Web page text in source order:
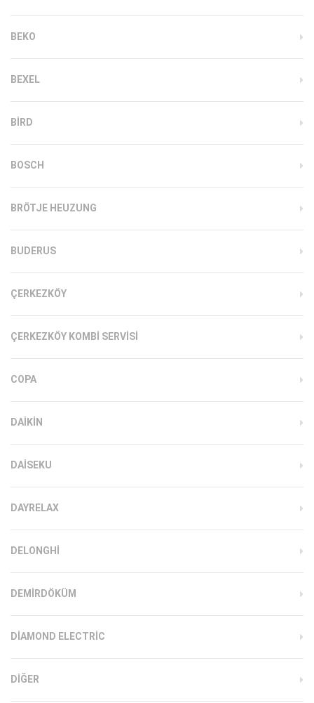
BEKO
BEXEL
BIRD
BOSCH
BRÖTJE HEUZUNG
BUDERUS
ÇERKEZKÖY
ÇERKEZKÖY KOMBI SERVISI
COPA
DAIKIN
DAISEKU
DAYRELAX
DELONGHI
DEMIRDÖKÜM
DIAMOND ELECTRIC
DIĞER